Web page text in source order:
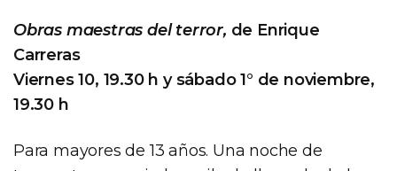
Obras maestras del terror, de Enrique
Carreras
Viernes 10, 19.30 h y sábado 1° de noviembre,
19.30 h
Para mayores de 13 años. Una noche de